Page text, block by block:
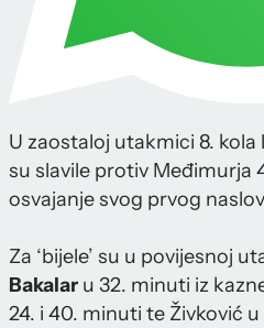
U zaostaloj utakmici 8.
su slavile protiv Međimurja
osvajanje svog prvog
Za ‘bijele’ su u povijesnoj
Bakalar u 32. minuti iz
24. i 40. minuti te Živković u